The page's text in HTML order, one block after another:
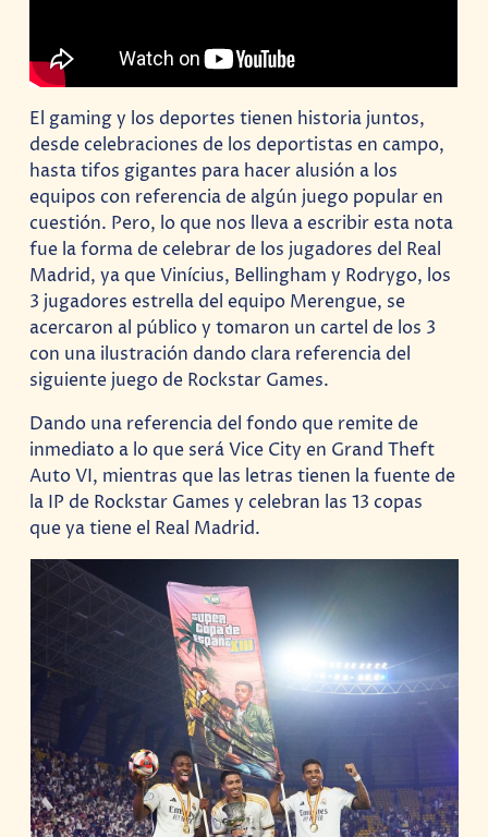
El gaming y los deportes tienen historia juntos,
desde celebraciones de los deportistas en campo,
hasta tifos gigantes para hacer alusión a los
equipos con referencia de algún juego popular en
cuestión. Pero, lo que nos lleva a escribir esta nota
fue la forma de celebrar de los jugadores del Real
Madrid, ya que Vinícius, Bellingham y Rodrygo, los
3 jugadores estrella del equipo Merengue, se
acercaron al público y tomaron un cartel de los 3
con una ilustración dando clara referencia del
siguiente juego de Rockstar Games.
Dando una referencia del fondo que remite de
inmediato a lo que será Vice City en Grand Theft
Auto VI, mientras que las letras tienen la fuente de
la IP de Rockstar Games y celebran las 13 copas
que ya tiene el Real Madrid.